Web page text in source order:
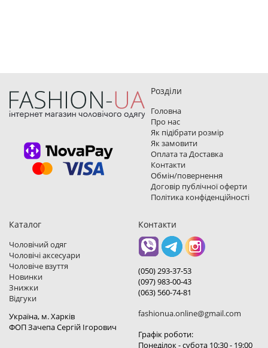
Розділи
Головна
Про нас
Як підібрати розмір
Як замовити
Оплата та Доставка
Контакти
Обмін/повернення
Договір публічної оферти
Політика конфіденційності
Каталог
Чоловічий одяг
Чоловічі аксесуари
Чоловіче взуття
Новинки
Знижки
Відгуки
Україна, м. Харкiв
ФОП Зачепа Сергій Ігорович
Контакти
(050) 293-37-53
(097) 983-00-43
(063) 560-74-81
fashionua.online@gmail.com
Графік роботи:
Понеділок - субота 10:30 - 19:00